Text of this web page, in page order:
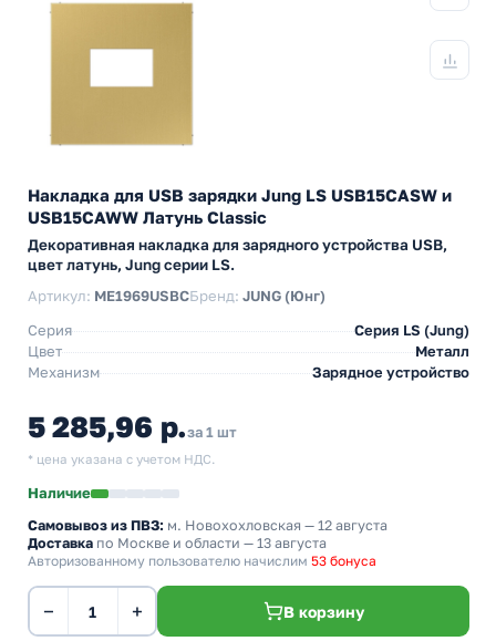
Накладка для USB зарядки Jung LS USB15CASW и
USB15CAWW Латунь Classic
Декоративная накладка для зарядного устройства USB,
цвет латунь, Jung серии LS.
Артикул: ME1969USBCБренд: JUNG (Юнг)
Серия
Серия LS (Jung)
Цвет
Металл
Механизм
Зарядное устройство
5 285,96 р.за 1 шт
* цена указана с учетом НДС.
Наличие
Самовывоз из ПВЗ: м. Новохохловская — 12 августа
Доставка по Москве и области — 13 августа
Авторизованному пользователю начислим 53 бонуса
− + В корзину